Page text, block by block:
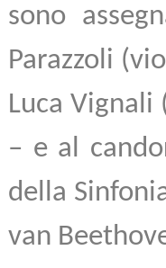
sono
Parazzoli
Luca Vignali
– e al
della
van